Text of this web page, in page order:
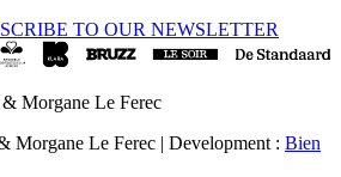
TO OUR NEWSLETTER
Morgane Le Ferec
Morgane Le Ferec | Development : Bien